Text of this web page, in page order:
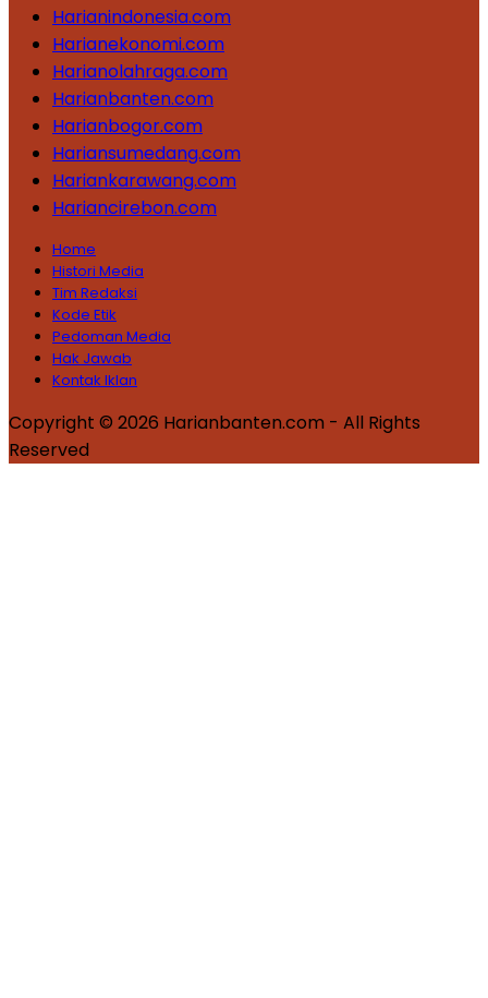
Harianindonesia.com
Harianekonomi.com
Harianolahraga.com
Harianbanten.com
Harianbogor.com
Hariansumedang.com
Hariankarawang.com
Hariancirebon.com
Home
Histori Media
Tim Redaksi
Kode Etik
Pedoman Media
Hak Jawab
Kontak Iklan
Copyright © 2026 Harianbanten.com - All Rights
Reserved